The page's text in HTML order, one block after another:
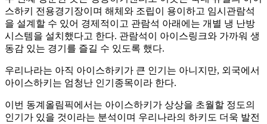
스하키 전용경기장이며 해체와 조립이 용이하고 임시관람석
을 설계할 수 있어 경제적이고 관람석 아래에는 개별 냉 난방
시스템을 설치했다고 한다. 관람석이 아이스링크와 가까워 생
동감 있는 경기를 즐길 수 있도록 했다.
우리나라는 아직 아이스하키가 큰 인기는 아니지만, 외국에서
아이스하키는 엄청난 인기종목이라 한다.
이번 동계올림픽에서는 아이스하키가 상상을 초월할 정도의
인기가 있을 것이라는 분석이며 우리나라의 하키도 더욱 발전